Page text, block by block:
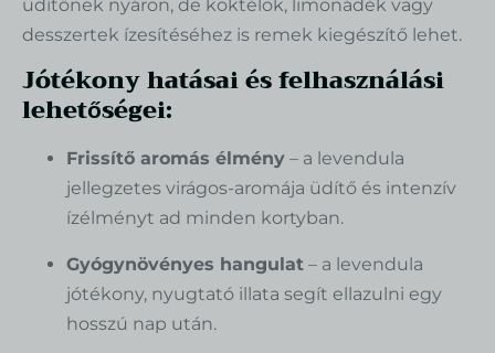
üdítőnek nyáron, de koktélok, limonádék vagy
desszertek ízesítéséhez is remek kiegészítő lehet.
Jótékony hatásai és felhasználási
lehetőségei:
Frissítő aromás élmény – a levendula
jellegzetes virágos-aromája üdítő és intenzív
ízélményt ad minden kortyban.
Gyógynövényes hangulat – a levendula
jótékony, nyugtató illata segít ellazulni egy
hosszú nap után.